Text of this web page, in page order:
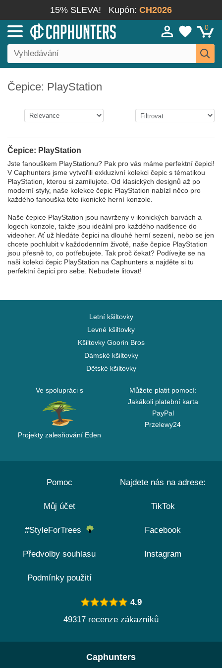
15% SLEVA! Kupón: CH2026
0
Čepice: PlayStation
Čepice: PlayStation
Jste fanouškem PlayStationu? Pak pro vás máme perfektní čepici!
V Caphunters jsme vytvořili exkluzivní kolekci čepic s tématikou
PlayStation, kterou si zamilujete. Od klasických designů až po
moderní styly, naše kolekce čepic PlayStation nabízí něco pro
každého fanouška této ikonické herní konzole.
Naše čepice PlayStation jsou navrženy v ikonických barvách a
logech konzole, takže jsou ideální pro každého nadšence do
videoher. Ať už hledáte čepici na dlouhé herní sezení, nebo se jen
chcete pochlubit v každodenním životě, naše čepice PlayStation
jsou přesně to, co potřebujete. Tak proč čekat? Podívejte se na
naši kolekci čepic PlayStation na Caphunters a najděte si tu
perfektní čepici pro sebe. Nebudete litovat!
Letní kšiltovky
Levné kšiltovky
Kšiltovky Goorin Bros
Dámské kšiltovky
Dětské kšiltovky
Ve spolupráci s
Projekty zalesňování Eden
Můžete platit pomocí:
Jakákoli platební karta
PayPal
Przelewy24
Pomoc
Můj účet
#StyleForTrees
Předvolby souhlasu
Podmínky použití
Najdete nás na adrese:
TikTok
Facebook
Instagram
4.9
49317 recenze zákazníků
Caphunters